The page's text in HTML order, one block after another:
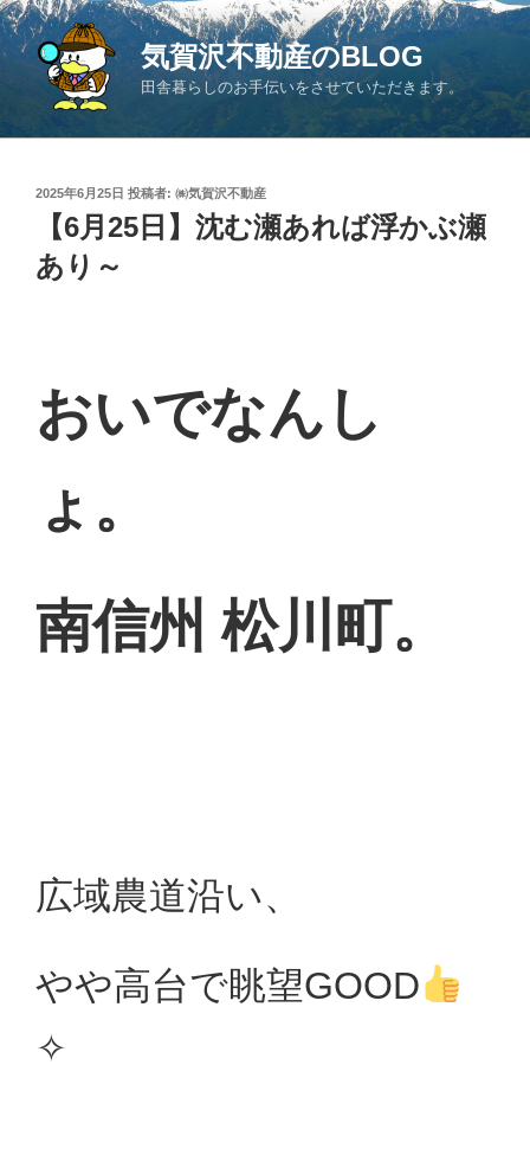
コ
ン
ツ
気賀沢不動産のBLOG
田舎暮らしのお手伝いをさせていただきます。
投
2025年6月25日 投稿者: ㈱気賀沢不動産
【6月25日】沈む瀬あれば浮かぶ瀬
あり～
おいでなんし
ょ。
南信州 松川町。
広域農道沿い、
やや高台で眺望GOOD
✧